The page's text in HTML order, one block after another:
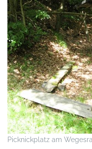
Picknickplatz am